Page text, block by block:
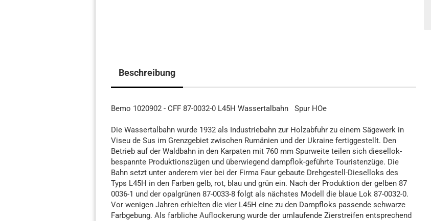
Beschreibung
Bemo 1020902 - CFF 87-0032-0 L45H Wassertalbahn Spur HOe
Die Wassertalbahn wurde 1932 als Industriebahn zur Holzabfuhr zu einem Sägewerk in
Viseu de Sus im Grenzgebiet zwischen Rumänien und der Ukraine fertiggestellt. Den
Betrieb auf der Waldbahn in den Karpaten mit 760 mm Spurweite teilen sich diesellok-
bespannte Produktionszügen und überwiegend dampflok-geführte Touristenzüge. Die
Bahn setzt unter anderem vier bei der Firma Faur gebaute Drehgestell-Dieselloks des
Typs L45H in den Farben gelb, rot, blau und grün ein. Nach der Produktion der gelben 87
0036-1 und der opalgrünen 87-0033-8 folgt als nächstes Modell die blaue Lok 87-0032-0.
Vor wenigen Jahren erhielten die vier L45H eine zu den Dampfloks passende schwarze
Farbgebung. Als farbliche Auflockerung wurde der umlaufende Zierstreifen entsprechend